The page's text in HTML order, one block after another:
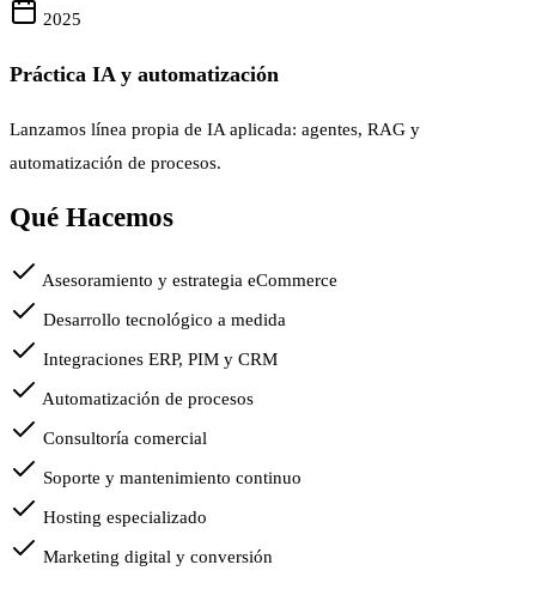
2025
Práctica IA y automatización
Lanzamos línea propia de IA aplicada: agentes, RAG y
automatización de procesos.
Qué Hacemos
Asesoramiento y estrategia eCommerce
Desarrollo tecnológico a medida
Integraciones ERP, PIM y CRM
Automatización de procesos
Consultoría comercial
Soporte y mantenimiento continuo
Hosting especializado
Marketing digital y conversión